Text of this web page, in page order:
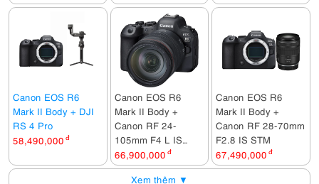
Canon EOS R6
Mark II Body + DJI
RS 4 Pro
58,490,000 đ
Canon EOS R6
Mark II Body +
Canon RF 24-
105mm F4 L IS
USM
66,900,000 đ
Canon EOS R6
Mark II Body +
Canon RF 28-70mm
F2.8 IS STM
67,490,000 đ
Xem thêm ▼